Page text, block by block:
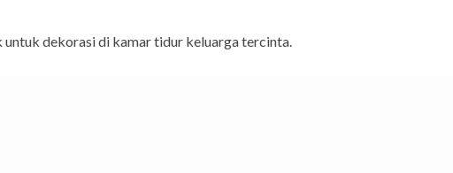
untuk dekorasi di kamar tidur keluarga tercinta.